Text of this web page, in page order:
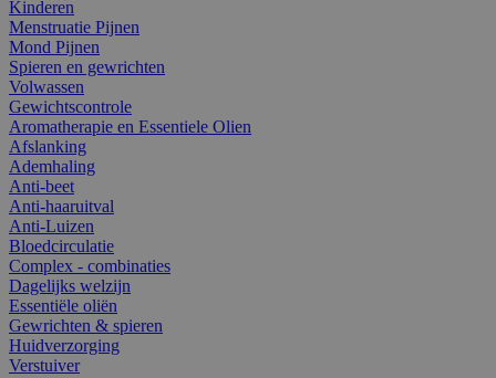
Kinderen
Menstruatie Pijnen
Mond Pijnen
Spieren en gewrichten
Volwassen
Gewichtscontrole
Aromatherapie en Essentiele Olien
Afslanking
Ademhaling
Anti-beet
Anti-haaruitval
Anti-Luizen
Bloedcirculatie
Complex - combinaties
Dagelijks welzijn
Essentiële oliën
Gewrichten & spieren
Huidverzorging
Verstuiver